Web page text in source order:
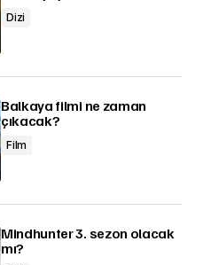
Dizi
Balkaya filmi ne zaman
çıkacak?
Film
Mindhunter 3. sezon olacak
mı?